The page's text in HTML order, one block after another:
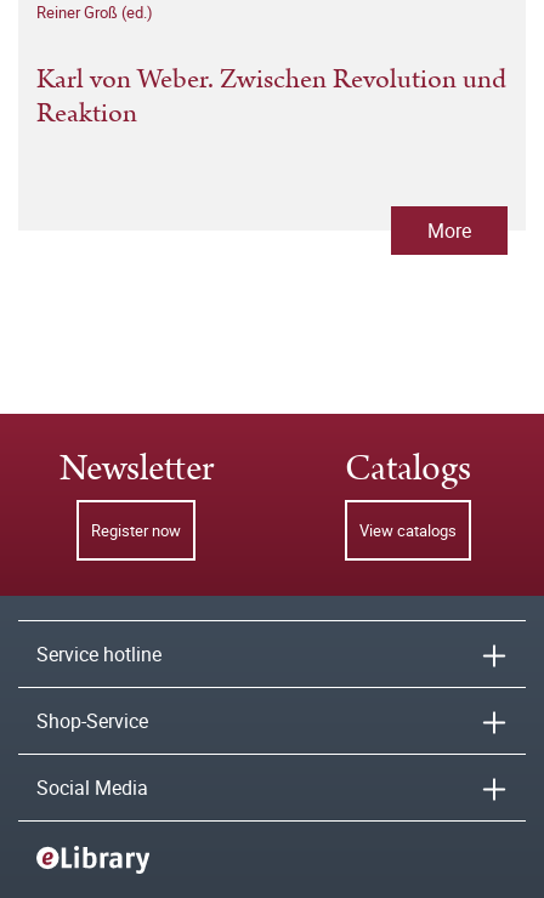
Reiner Groß (ed.)
Karl von Weber. Zwischen Revolution und
Reaktion
More
Newsletter
Register now
Catalogs
View catalogs
Service hotline
Shop-Service
Social Media